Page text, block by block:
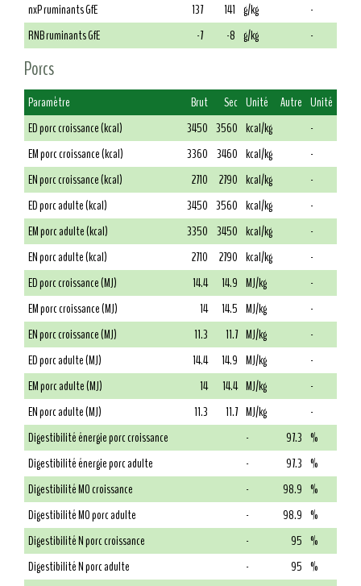
nxP ruminants GfE
137 141 g/kg
-
RNB ruminants GfE
-7 -8 g/kg -
Porcs
Paramètre Brut Sec Unité Autre Unité
ED porc croissance (kcal)
3450 3560 kcal/kg
-
EM porc croissance (kcal)
3360 3460 kcal/kg
-
EN porc croissance (kcal)
2710 2790 kcal/kg
-
ED porc adulte (kcal)
3450 3560 kcal/kg
-
EM porc adulte (kcal)
3350 3450 kcal/kg
-
EN porc adulte (kcal)
2710 2790 kcal/kg
-
ED porc croissance (MJ)
14.4 14.9 MJ/kg
-
EM porc croissance (MJ)
14 14.5 MJ/kg
-
EN porc croissance (MJ)
11.3 11.7 MJ/kg
-
ED porc adulte (MJ)
14.4 14.9 MJ/kg
-
EM porc adulte (MJ)
14 14.4 MJ/kg
-
EN porc adulte (MJ)
11.3 11.7 MJ/kg
-
Digestibilité énergie porc croissance
- 97.3 %
Digestibilité énergie porc adulte
- 97.3 %
Digestibilité MO croissance
- 98.9 %
Digestibilité MO porc adulte
- 98.9 %
Digestibilité N porc croissance
- 95 %
Digestibilité N porc adulte
- 95 %